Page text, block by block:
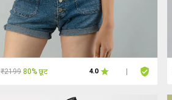
₹2199 80% छूट 4.0